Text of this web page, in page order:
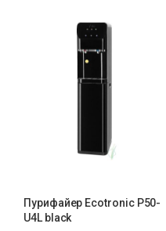
Пурифайер Ecotronic P50-
U4L black